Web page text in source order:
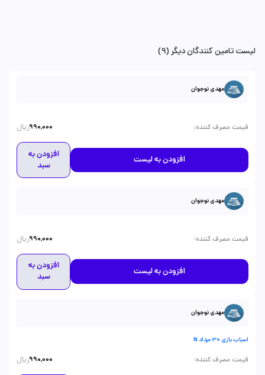
لیست تامین کنندگان دیگر (9)
مهدی نوجوان
قیمت مصرف کننده:
990,000ریال
افزودن به لیست
افزودن به
سبد
مهدی نوجوان
قیمت مصرف کننده:
990,000ریال
افزودن به لیست
افزودن به
سبد
مهدی نوجوان
اسباب بازی 30 مرداد N
قیمت مصرف کننده:
990,000ریال